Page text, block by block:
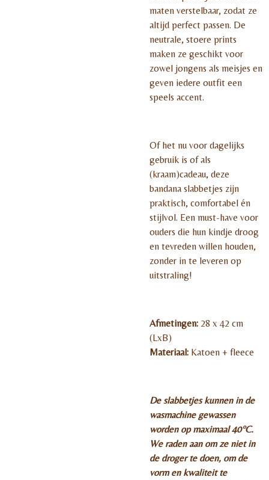
maten verstelbaar, zodat ze
altijd perfect passen. De
neutrale, stoere prints
maken ze geschikt voor
zowel jongens als meisjes en
geven iedere outfit een
speels accent.
Of het nu voor dagelijks
gebruik is of als
(kraam)cadeau, deze
bandana slabbetjes zijn
praktisch, comfortabel én
stijlvol. Een must-have voor
ouders die hun kindje droog
en tevreden willen houden,
zonder in te leveren op
uitstraling!
Afmetingen: 28 x 42 cm
(LxB)
Materiaal: Katoen + fleece
De slabbetjes kunnen in de
wasmachine gewassen
worden op maximaal 40°C.
We raden aan om ze niet in
de droger te doen, om de
vorm en kwaliteit te